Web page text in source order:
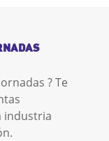
? Te
industria